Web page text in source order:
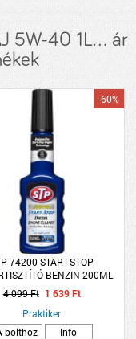
5W-40 1L... ár
74200 START-STOP
BENZIN 200ML
-60%
4 099 Ft 1 639 Ft
Praktiker
bolthoz
Info